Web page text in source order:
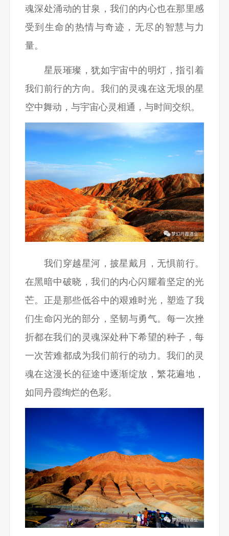
魂深处涌动的甘泉，我们的内心也在那里感
受到生命的热情与奇迹，无尽的智慧与力
量。
星辰璀璨，犹如宇宙中的明灯，指引着
我们前行的方向。我们的灵魂在这无垠的星
空中舞动，与宇宙心灵相通，与时间交织。
我们穿越星河，披星戴月，无惧前行。
在黑暗中破晓，我们的内心闪耀着坚定的光
芒。正是那些低谷中的艰难时光，塑造了我
们生命闪光的部分，坚韧与勇气。每一次挫
折都在我们的灵魂深处种下希望的种子，每
一次苦难都成为我们前行的动力。我们的灵
魂在这漫长的征途中逐渐绽放，繁花遍地，
如同丹霞绚烂的色彩。